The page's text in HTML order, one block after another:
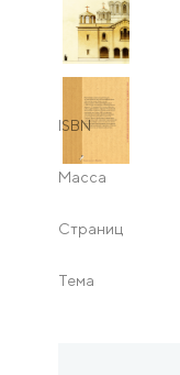
ISBN
Масса
Страниц
Тема